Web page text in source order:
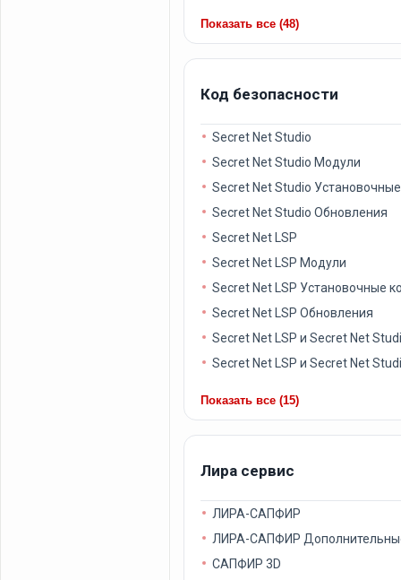
Показать все (48)
Код безопасности
Secret Net Studio
Secret Net Studio Модули
Secret Net Studio
Secret Net Studio Обновления
Secret Net LSP
Secret Net LSP Модули
Secret Net LSP Установочные
Secret Net LSP Обновления
Secret Net LSP и Secret Net
Secret Net LSP и Secret Net
Показать все (15)
Лира сервис
ЛИРА-САПФИР
ЛИРА-САПФИР
САПФИР 3D